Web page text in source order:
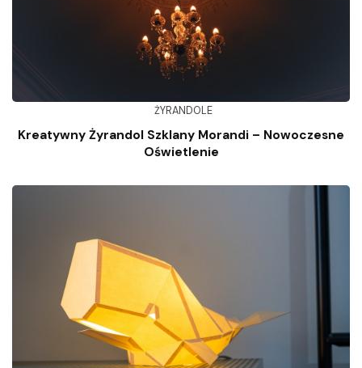
ŻYRANDOLE
Kreatywny Żyrandol Szklany Morandi – Nowoczesne
Oświetlenie